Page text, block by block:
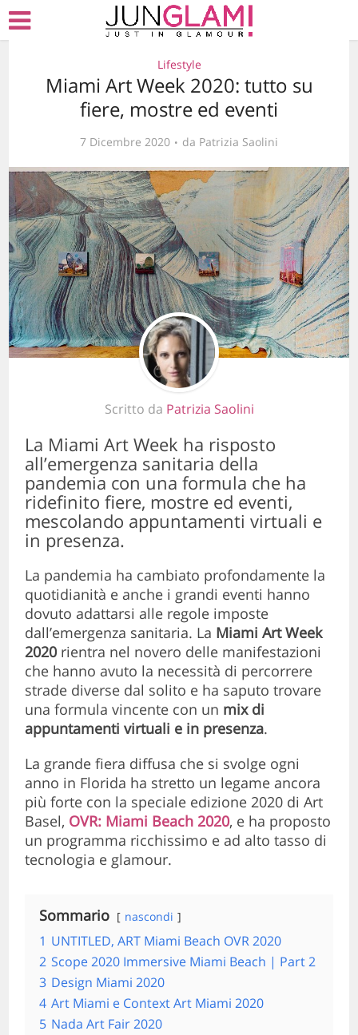
Lifestyle
Miami Art Week 2020: tutto su
fiere, mostre ed eventi
7 Dicembre 2020 da Patrizia Saolini
Scritto da Patrizia Saolini
La Miami Art Week ha risposto
all’emergenza sanitaria della
pandemia con una formula che ha
ridefinito fiere, mostre ed eventi,
mescolando appuntamenti virtuali e
in presenza.
La pandemia ha cambiato profondamente la
quotidianità e anche i grandi eventi hanno
dovuto adattarsi alle regole imposte
dall’emergenza sanitaria. La Miami Art Week
2020 rientra nel novero delle manifestazioni
che hanno avuto la necessità di percorrere
strade diverse dal solito e ha saputo trovare
una formula vincente con un mix di
appuntamenti virtuali e in presenza.
La grande fiera diffusa che si svolge ogni
anno in Florida ha stretto un legame ancora
più forte con la speciale edizione 2020 di Art
Basel, OVR: Miami Beach 2020, e ha proposto
un programma ricchissimo e ad alto tasso di
tecnologia e glamour.
Sommario nascondi
1 UNTITLED, ART Miami Beach OVR 2020
2 Scope 2020 Immersive Miami Beach | Part 2
3 Design Miami 2020
4 Art Miami e Context Art Miami 2020
5 Nada Art Fair 2020